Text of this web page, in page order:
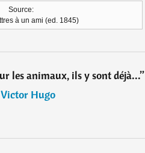
Source:
à un ami (ed. 1845)
les animaux, ils y sont déjà...”
Victor Hugo